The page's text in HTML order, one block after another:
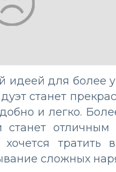
идеей для более
станет
и легко.
станет
хочется
сложных